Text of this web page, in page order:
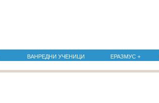
ВАНРЕДНИ УЧЕНИЦИ ЕРАЗМУС +